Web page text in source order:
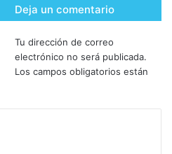
Deja un comentario
Tu dirección de correo
electrónico no será publicada.
Los campos obligatorios están